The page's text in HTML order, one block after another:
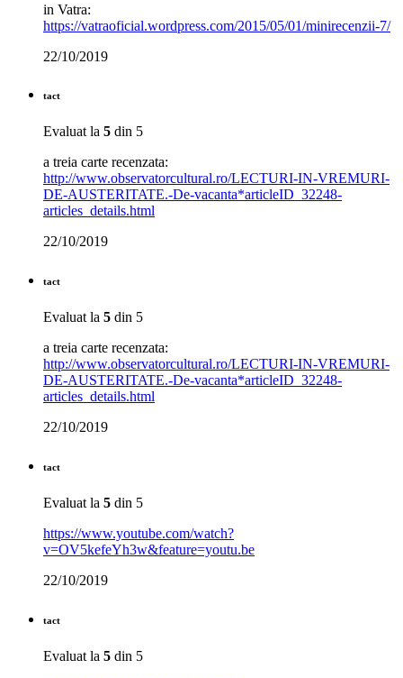
in Vatra:
https://vatraoficial.wordpress.com/2015/05/01/minirecenzii-7/
22/10/2019
tact
Evaluat la 5 din 5
a treia carte recenzata:
http://www.observatorcultural.ro/LECTURI-IN-VREMURI-
DE-AUSTERITATE.-De-vacanta*articleID_32248-
articles_details.html
22/10/2019
tact
Evaluat la 5 din 5
a treia carte recenzata:
http://www.observatorcultural.ro/LECTURI-IN-VREMURI-
DE-AUSTERITATE.-De-vacanta*articleID_32248-
articles_details.html
22/10/2019
tact
Evaluat la 5 din 5
https://www.youtube.com/watch?
v=OV5kefeYh3w&feature=youtu.be
22/10/2019
tact
Evaluat la 5 din 5